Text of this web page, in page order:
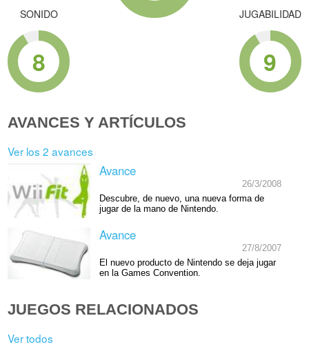
SONIDO
8
JUGABILIDAD
9
AVANCES Y ARTÍCULOS
Ver los 2 avances
Avance
26/3/2008
Descubre, de nuevo, una nueva forma de
jugar de la mano de Nintendo.
Avance
27/8/2007
El nuevo producto de Nintendo se deja jugar
en la Games Convention.
JUEGOS RELACIONADOS
Ver todos